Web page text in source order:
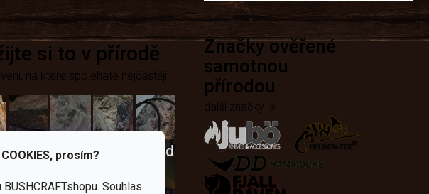
prosím?
Souhlas
si to v přírodě
na které spoléháte nejčastěji
Vařiče
Křesadla
Značky ověřené
samotnou
přírodou
další značky